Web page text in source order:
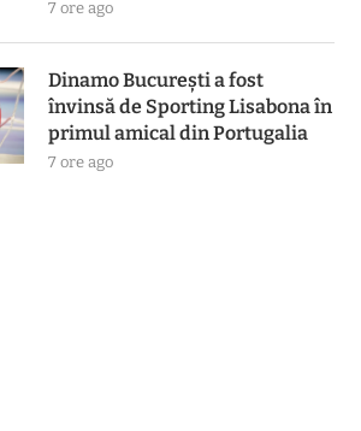
7 ore ago
Dinamo București a fost
învinsă de Sporting Lisabona în
primul amical din Portugalia
7 ore ago